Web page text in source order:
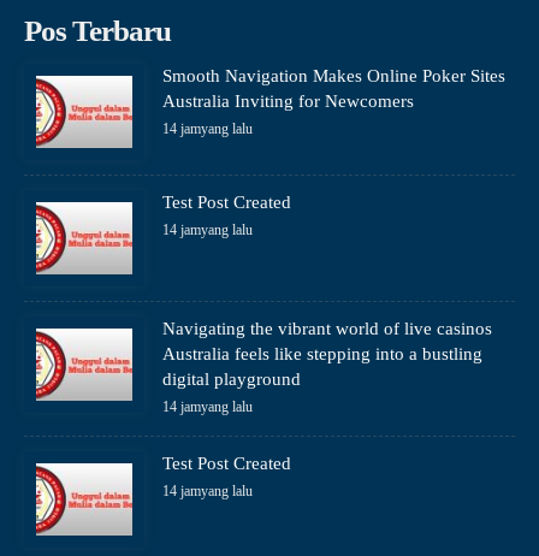
Pos Terbaru
Smooth Navigation Makes Online Poker Sites
Australia Inviting for Newcomers
14 jamyang lalu
Test Post Created
14 jamyang lalu
Navigating the vibrant world of live casinos
Australia feels like stepping into a bustling
digital playground
14 jamyang lalu
Test Post Created
14 jamyang lalu